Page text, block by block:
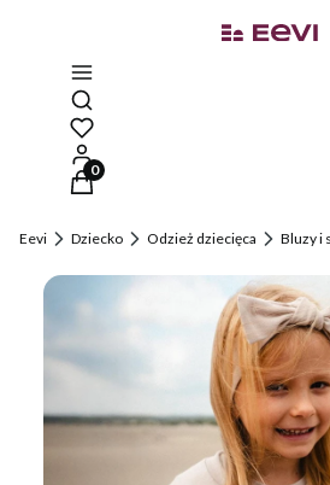
Otwórz wyszukiwarkę
Produkty w koszyku: 0. Zobacz
Eevi Dziecko Odzież dziecięca Bluzy i